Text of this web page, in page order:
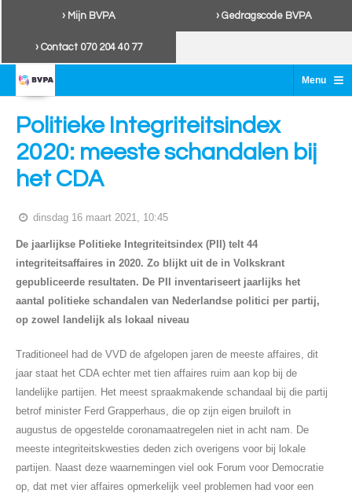
› Mijn BVPA › Gedragscode BVPA
› Contact 070 204 40 77
Menu ≡
Politieke Integriteitsindex
2020: meeste schandalen bij
het CDA
dinsdag 16 maart 2021, 10:45
De jaarlijkse Politieke Integriteitsindex (PII) telt 44
integriteitsaffaires in 2020. Zo blijkt uit de in Volkskrant
gepubliceerde resultaten. De PII inventariseert jaarlijks het
aantal politieke schandalen van Nederlandse politici per partij,
op zowel landelijk als lokaal niveau
Traditioneel had de VVD de afgelopen jaren de meeste affaires, dit
jaar staat het CDA echter met tien affaires ruim aan kop bij de
landelijke partijen. Het meest spraakmakende schandaal bij die partij
betrof minister Ferd Grapperhaus, die op zijn eigen bruiloft in
augustus de opgestelde coronamaatregelen niet in acht nam. De
meeste integriteitskwesties deden zich overigens voor bij lokale
partijen. Naast deze waarnemingen viel ook Forum voor Democratie
op, dat met vier affaires opmerkelijk veel problemen had voor een